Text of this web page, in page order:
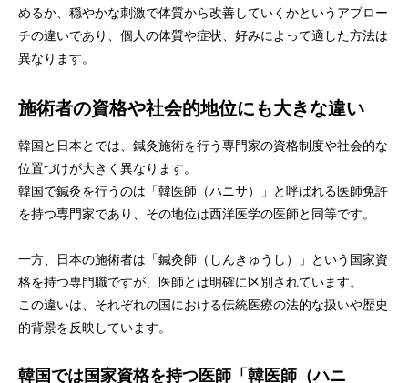
めるか、穏やかな刺激で体質から改善していくかというアプロー
チの違いであり、個人の体質や症状、好みによって適した方法は
異なります。
施術者の資格や社会的地位にも大きな違い
韓国と日本とでは、鍼灸施術を行う専門家の資格制度や社会的な
位置づけが大きく異なります。
韓国で鍼灸を行うのは「韓医師（ハニサ）」と呼ばれる医師免許
を持つ専門家であり、その地位は西洋医学の医師と同等です。
一方、日本の施術者は「鍼灸師（しんきゅうし）」という国家資
格を持つ専門職ですが、医師とは明確に区別されています。
この違いは、それぞれの国における伝統医療の法的な扱いや歴史
的背景を反映しています。
韓国では国家資格を持つ医師「韓医師（ハニ